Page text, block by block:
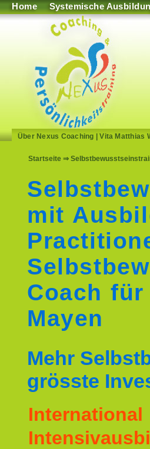
Home Systemische
Über Nexus Coaching |Vita Matthias
Startseite ⇒
mit
Coach
Mayen
Mehr
grösste